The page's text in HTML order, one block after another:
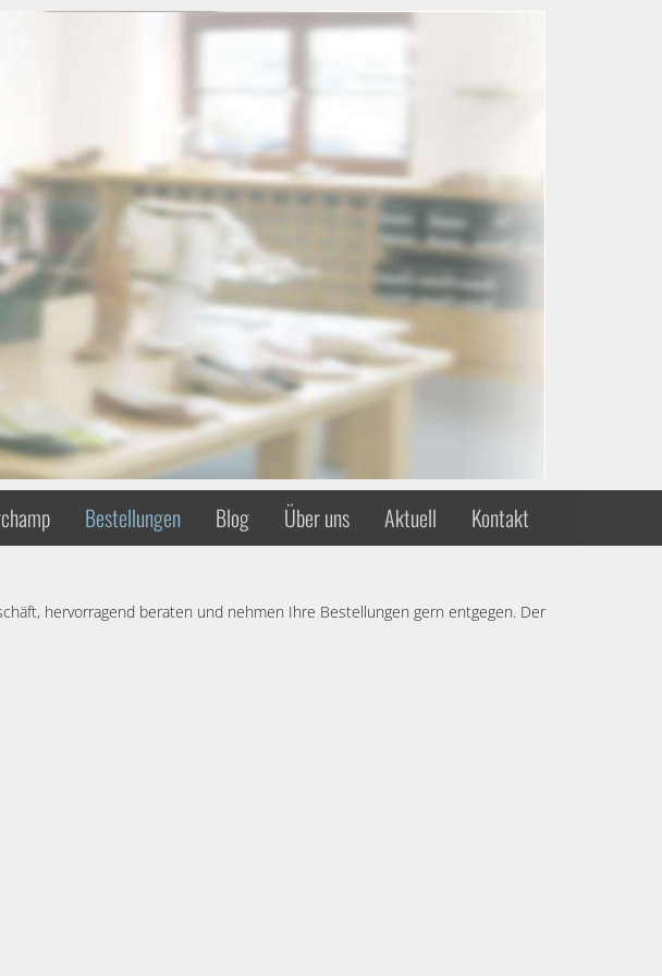
Bestellungen Blog Über uns Aktuell Kontakt
hervorragend beraten und nehmen Ihre Bestellungen gern entgegen. Der